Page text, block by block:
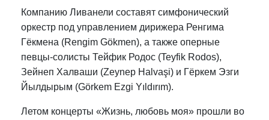
Компанию Ливанели составят симфонический
оркестр под управлением дирижера Ренгима
Гёкмена (Rengim Gökmen), а также оперные
певцы-солисты Тейфик Родос (Teyfik Rodos),
Зейнеп Халваши (Zeynep Halvaşi) и Гёркем Эзги
Йылдырым (Görkem Ezgi Yıldırım).
Летом концерты «Жизнь, любовь моя» прошли во